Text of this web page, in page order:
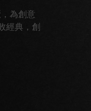
為創意
經典，創